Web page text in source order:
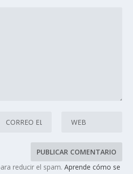
reducir el spam.Aprende cómo se